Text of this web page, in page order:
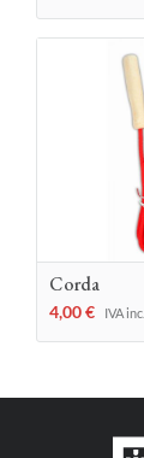
Corda
4,00€ IVA inc.